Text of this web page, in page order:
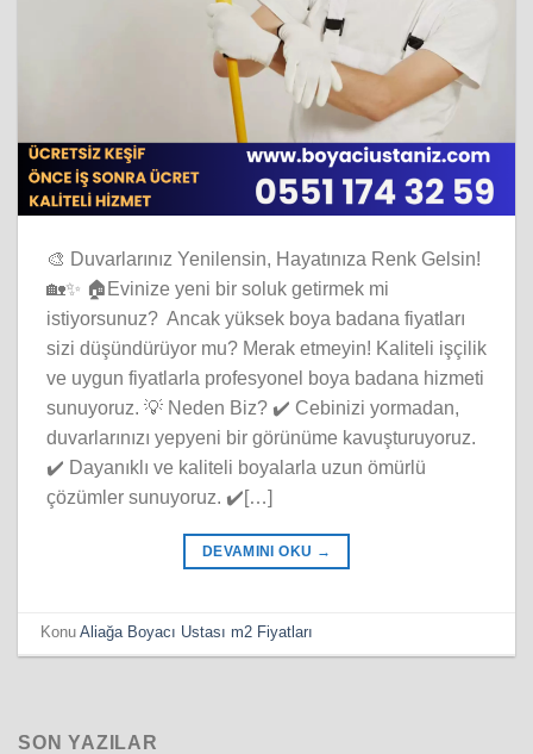
🎨 Duvarlarınız Yenilensin, Hayatınıza Renk Gelsin!
🏡✨ 🏠Evinize yeni bir soluk getirmek mi
istiyorsunuz? Ancak yüksek boya badana fiyatları
sizi düşündürüyor mu? Merak etmeyin! Kaliteli işçilik
ve uygun fiyatlarla profesyonel boya badana hizmeti
sunuyoruz. 💡 Neden Biz? ✔️ Cebinizi yormadan,
duvarlarınızı yepyeni bir görünüme kavuşturuyoruz.
✔️ Dayanıklı ve kaliteli boyalarla uzun ömürlü
çözümler sunuyoruz. ✔️[…]
DEVAMINI OKU →
KonuAliağa Boyacı Ustası m2 Fiyatları
SON YAZILAR